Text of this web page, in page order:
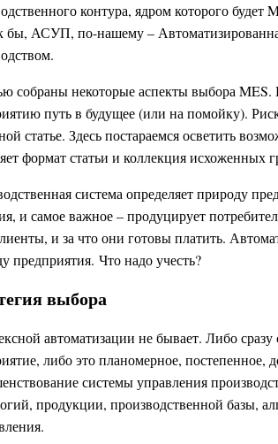
контура, ядром которого будет
бы, АСУП, по-нашему –
собраны некоторые аспекты выбора
путь в будущее (или на помойку).
статье. Здесь постараемся осветить
формат статьи и коллекция исхоженных
система определяет природу
и самое важное – продуцирует
и за что они готовы платить.
предприятия. Что надо учесть?
выбора
автоматизации не бывает. Либо сразу
либо это планомерное, постепенное,
системы управления
продукции, производственной базы,